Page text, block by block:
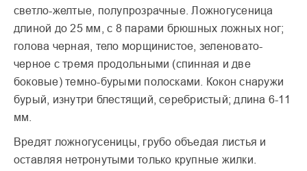
светло-желтые, полупрозрачные. Ложногусеница
длиной до 25 мм, с 8 парами брюшных ложных ног;
голова черная, тело морщинистое, зеленовато-
черное с тремя продольными (спинная и две
боковые) темно-бурыми полосками. Кокон снаружи
бурый, изнутри блестящий, серебристый; длина 6-11
мм.
Вредят ложногусеницы, грубо объедая листья и
оставляя нетронутыми только крупные жилки.